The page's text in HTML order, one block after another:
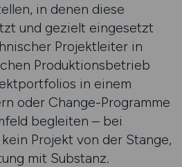
in denen diese
und gezielt eingesetzt
Projektleiter in
Produktionsbetrieb
in einem
oder Change-Programme
begleiten – bei
Projekt von der Stange,
mit Substanz.